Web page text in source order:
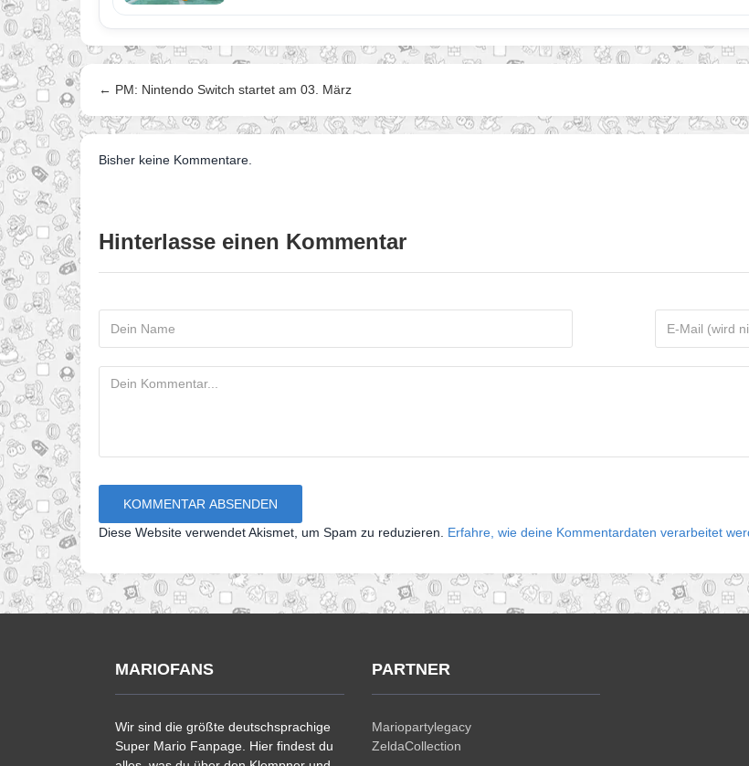
← PM: Nintendo Switch startet am 03. März
Bisher keine Kommentare.
Hinterlasse einen Kommentar
Diese Website verwendet Akismet, um Spam zu reduzieren. Erfahre, wie deine Kommentardaten verarbeitet
MARIOFANS
Wir sind die größte deutschsprachige
Super Mario Fanpage. Hier findest du
PARTNER
Mariopartylegacy
ZeldaCollection